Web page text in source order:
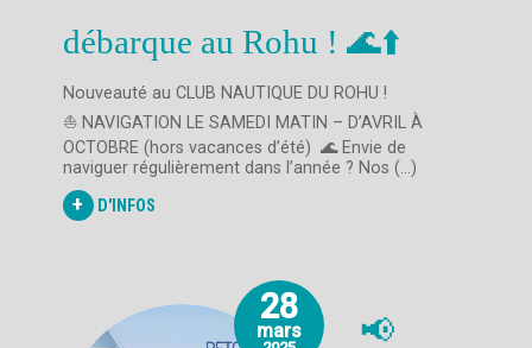
débarque au Rohu ! 🌊⬆️
Nouveauté au CLUB NAUTIQUE DU ROHU !
⛵ NAVIGATION LE SAMEDI MATIN – D’AVRIL À
OCTOBRE (hors vacances d’été) 🌊 Envie de
naviguer régulièrement dans l’année ? Nos (...)
+ D'INFOS
28
mars 📢